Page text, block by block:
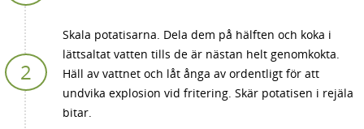
Skala potatisarna. Dela dem på hälften och koka i
lättsaltat vatten tills de är nästan helt genomkokta.
Häll av vattnet och låt ånga av ordentligt för att
undvika explosion vid fritering. Skär potatisen i rejäla
bitar.